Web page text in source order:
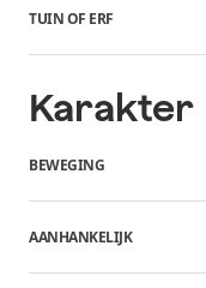
TUIN OF ERF
Karakter
BEWEGING
AANHANKELIJK